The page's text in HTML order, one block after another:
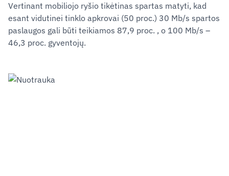
Vertinant mobiliojo ryšio tikėtinas spartas matyti, kad
esant vidutinei tinklo apkrovai (50 proc.) 30 Mb/s spartos
paslaugos gali būti teikiamos 87,9 proc. , o 100 Mb/s –
46,3 proc. gyventojų.